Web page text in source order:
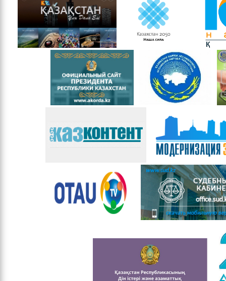
Мемлекеттік
қызметке кіру
бойынша ақпарат